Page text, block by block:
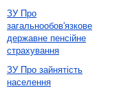
ЗУ Про
загальнообов'язкове
державне пенсійне
страхування
ЗУ Про зайнятість
населення